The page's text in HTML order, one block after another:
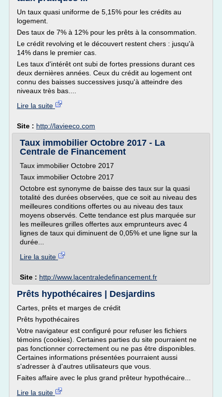
Un taux quasi uniforme de 5,15% pour les crédits au
logement.
Des taux de 7% à 12% pour les prêts à la consommation.
Le crédit revolving et le découvert restent chers : jusqu'à
14% dans le premier cas.
Les taux d'intérêt ont subi de fortes pressions durant ces
deux dernières années. Ceux du crédit au logement ont
connu des baisses successives jusqu'à atteindre des
niveaux très bas....
Lire la suite
Site : http://lavieeco.com
Taux immobilier Octobre 2017 - La
Centrale de Financement
Taux immobilier Octobre 2017
Taux immobilier Octobre 2017
Octobre est synonyme de baisse des taux sur la quasi
totalité des durées observées, que ce soit au niveau des
meilleures conditions offertes ou au niveau des taux
moyens observés. Cette tendance est plus marquée sur
les meilleures grilles offertes aux emprunteurs avec 4
lignes de taux qui diminuent de 0,05% et une ligne sur la
durée...
Lire la suite
Site : http://www.lacentraledefinancement.fr
Prêts hypothécaires | Desjardins
Cartes, prêts et marges de crédit
Prêts hypothécaires
Votre navigateur est configuré pour refuser les fichiers
témoins (cookies). Certaines parties du site pourraient ne
pas fonctionner correctement ou ne pas être disponibles.
Certaines informations présentées pourraient aussi
s'adresser à d'autres utilisateurs que vous.
Faites affaire avec le plus grand prêteur hypothécaire...
Lire la suite